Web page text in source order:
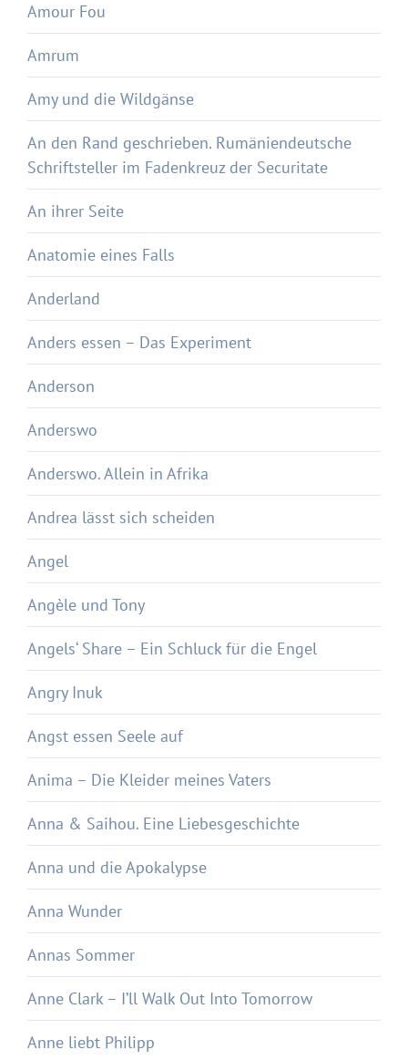
Amour Fou
Amrum
Amy und die Wildgänse
An den Rand geschrieben. Rumäniendeutsche
Schriftsteller im Fadenkreuz der Securitate
An ihrer Seite
Anatomie eines Falls
Anderland
Anders essen – Das Experiment
Anderson
Anderswo
Anderswo. Allein in Afrika
Andrea lässt sich scheiden
Angel
Angèle und Tony
Angels‘ Share – Ein Schluck für die Engel
Angry Inuk
Angst essen Seele auf
Anima – Die Kleider meines Vaters
Anna & Saihou. Eine Liebesgeschichte
Anna und die Apokalypse
Anna Wunder
Annas Sommer
Anne Clark – I’ll Walk Out Into Tomorrow
Anne liebt Philipp